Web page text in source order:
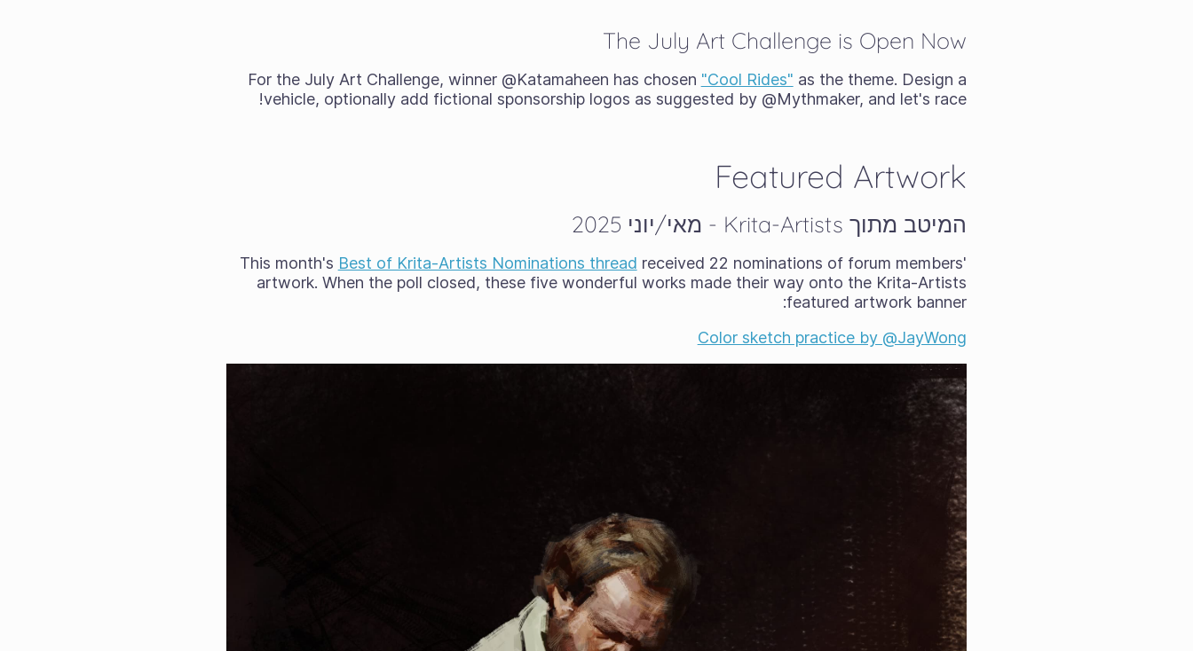
The July Art Challenge is Open Now
For the July Art Challenge, winner @Katamaheen has chosen "Cool Rides" as the theme. Design a
vehicle, optionally add fictional sponsorship logos as suggested by @Mythmaker, and let's race!
Featured Artwork
המיטב מתוך Krita-Artists - מאי/יוני 2025
This month's Best of Krita-Artists Nominations thread received 22 nominations of forum members'
artwork. When the poll closed, these five wonderful works made their way onto the Krita-Artists
featured artwork banner:
Color sketch practice by @JayWong